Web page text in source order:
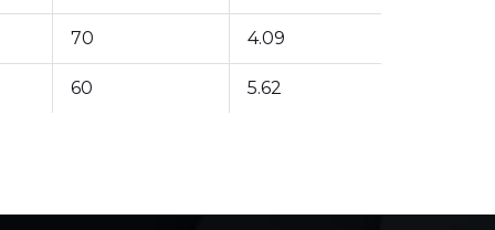
70 4.09
60 5.62